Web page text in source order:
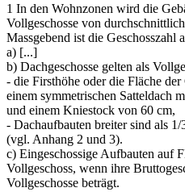
1 In den Wohnzonen wird die
Vollgeschosse von
Massgebend ist die Geschosszahl
a) [...]
b) Dachgeschosse gelten als
- die Firsthöhe oder die Fläche der
einem symmetrischen Satteldach
und einem Kniestock von 60 cm,
- Dachaufbauten breiter sind als 1/
(vgl. Anhang 2 und 3).
c) Eingeschossige Aufbauten auf
Vollgeschoss, wenn ihre
Vollgeschosse beträgt.